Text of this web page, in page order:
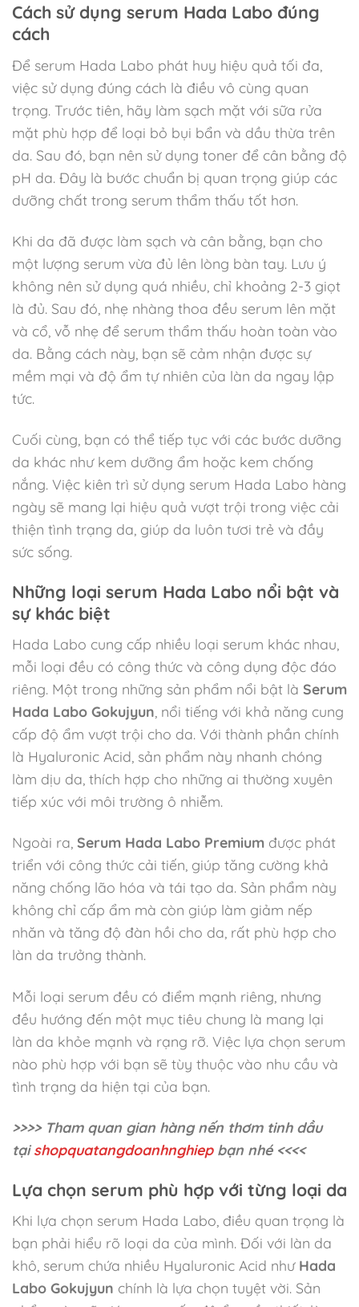
Cách sử dụng serum Hada Labo đúng
cách
Để serum Hada Labo phát huy hiệu quả tối đa,
việc sử dụng đúng cách là điều vô cùng quan
trọng. Trước tiên, hãy làm sạch mặt với sữa rửa
mặt phù hợp để loại bỏ bụi bẩn và dầu thừa trên
da. Sau đó, bạn nên sử dụng toner để cân bằng độ
pH da. Đây là bước chuẩn bị quan trọng giúp các
dưỡng chất trong serum thẩm thấu tốt hơn.
Khi da đã được làm sạch và cân bằng, bạn cho
một lượng serum vừa đủ lên lòng bàn tay. Lưu ý
không nên sử dụng quá nhiều, chỉ khoảng 2-3 giọt
là đủ. Sau đó, nhẹ nhàng thoa đều serum lên mặt
và cổ, vỗ nhẹ để serum thẩm thấu hoàn toàn vào
da. Bằng cách này, bạn sẽ cảm nhận được sự
mềm mại và độ ẩm tự nhiên của làn da ngay lập
tức.
Cuối cùng, bạn có thể tiếp tục với các bước dưỡng
da khác như kem dưỡng ẩm hoặc kem chống
nắng. Việc kiên trì sử dụng serum Hada Labo hàng
ngày sẽ mang lại hiệu quả vượt trội trong việc cải
thiện tình trạng da, giúp da luôn tươi trẻ và đầy
sức sống.
Những loại serum Hada Labo nổi bật và
sự khác biệt
Hada Labo cung cấp nhiều loại serum khác nhau,
mỗi loại đều có công thức và công dụng độc đáo
riêng. Một trong những sản phẩm nổi bật là Serum
Hada Labo Gokujyun, nổi tiếng với khả năng cung
cấp độ ẩm vượt trội cho da. Với thành phần chính
là Hyaluronic Acid, sản phẩm này nhanh chóng
làm dịu da, thích hợp cho những ai thường xuyên
tiếp xúc với môi trường ô nhiễm.
Ngoài ra, Serum Hada Labo Premium được phát
triển với công thức cải tiến, giúp tăng cường khả
năng chống lão hóa và tái tạo da. Sản phẩm này
không chỉ cấp ẩm mà còn giúp làm giảm nếp
nhăn và tăng độ đàn hồi cho da, rất phù hợp cho
làn da trưởng thành.
Mỗi loại serum đều có điểm mạnh riêng, nhưng
đều hướng đến một mục tiêu chung là mang lại
làn da khỏe mạnh và rạng rỡ. Việc lựa chọn serum
nào phù hợp với bạn sẽ tùy thuộc vào nhu cầu và
tình trạng da hiện tại của bạn.
>>>> Tham quan gian hàng nến thơm tinh dầu
tạishopquatangdoanhnghiepbạn nhé <<<<
Lựa chọn serum phù hợp với từng loại da
Khi lựa chọn serum Hada Labo, điều quan trọng là
bạn phải hiểu rõ loại da của mình. Đối với làn da
khô, serum chứa nhiều Hyaluronic Acid như Hada
Labo Gokujyun chính là lựa chọn tuyệt vời. Sản